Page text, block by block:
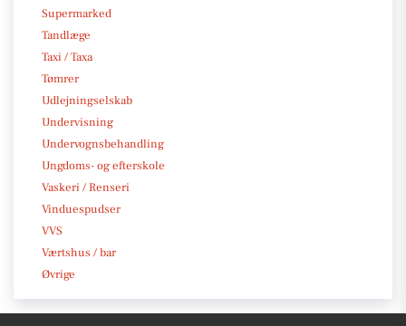
Supermarked
Tandlæge
Taxi / Taxa
Tømrer
Udlejningselskab
Undervisning
Undervognsbehandling
Ungdoms- og efterskole
Vaskeri / Renseri
Vinduespudser
VVS
Værtshus / bar
Øvrige